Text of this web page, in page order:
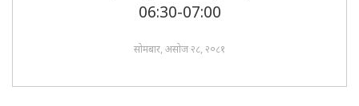
06:30-07:00
सोमबार, असोज २८, २०८१